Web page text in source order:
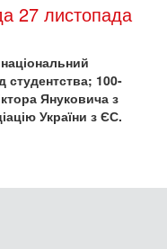
27 листопада
студентства; 100-
Януковича з
України з ЄС.